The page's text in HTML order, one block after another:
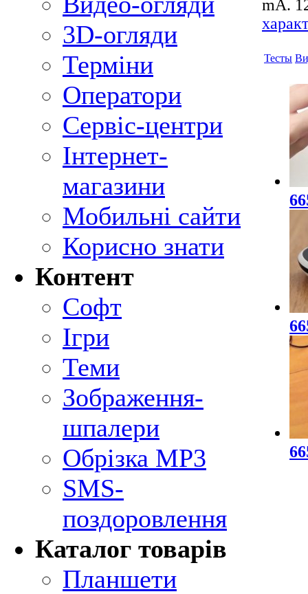
3D-огляди
Терміни
Оператори
Сервіс-центри
Інтернет-
магазини
Мобильні сайти
Корисно знати
Контент
Софт
Ігри
Теми
Зображення-
шпалери
Обрізка MP3
SMS-
поздоровлення
Каталог товарів
Планшети
mA.
Тесты